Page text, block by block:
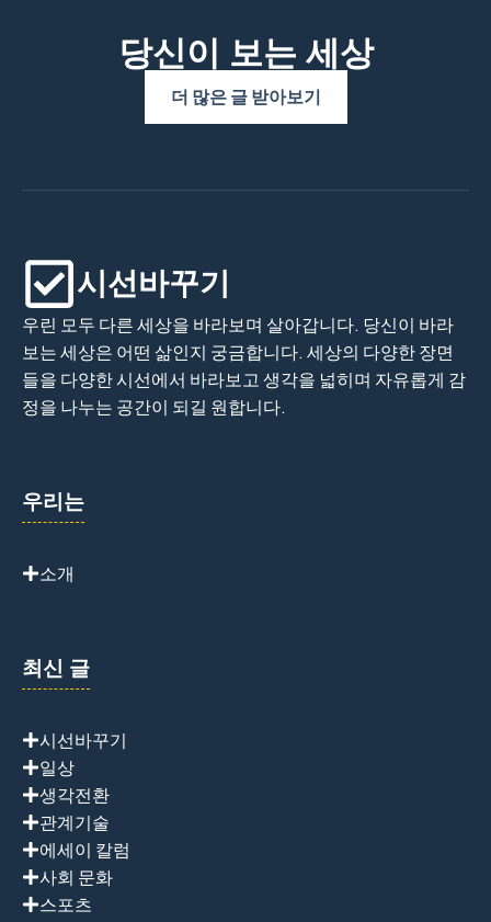
당신이 보는 세상
더 많은 글 받아보기
시선바꾸기
우린 모두 다른 세상을 바라보며 살아갑니다. 당신이 바라
보는 세상은 어떤 삶인지 궁금합니다. 세상의 다양한 장면
들을 다양한 시선에서 바라보고 생각을 넓히며 자유롭게 감
정을 나누는 공간이 되길 원합니다.
우리는
소개
최신 글
시선바꾸기
일상
생각전환
관계기술
에세이 칼럼
사회 문화
스포츠